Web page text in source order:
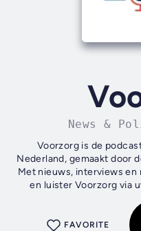
News &
Voorzorg is de
Nederland, gemaakt door
Met nieuws, interviews
en luister Voorzorg via
Spotify
FAVORITE